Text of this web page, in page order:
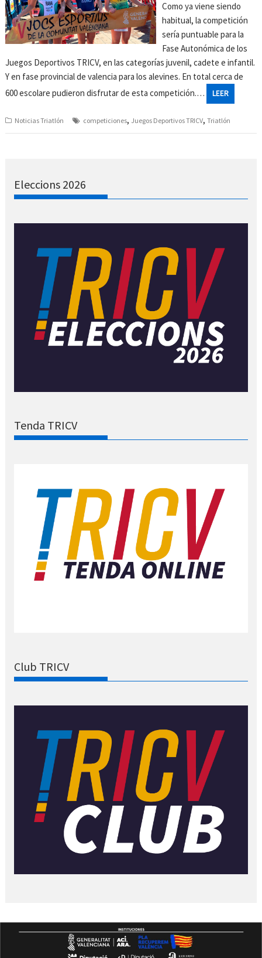
Como ya viene siendo
habitual, la competición
sería puntuable para la
Fase Autonómica de los
Juegos Deportivos TRICV, en las categorías juvenil, cadete e infantil.
Y en fase provincial de valencia para los alevines. En total cerca de
600 escolare pudieron disfrutar de esta competición.…
LEER
Noticias Triatlón competiciones, Juegos Deportivos TRICV,Triatlón
Eleccions 2026
Tenda TRICV
Club TRICV